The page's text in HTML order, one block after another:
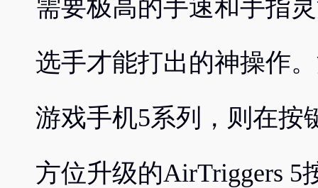
需要极高的手速和手指
选手才能打出的神操作
游戏手机5系列，则在按
方位升级的AirTriggers